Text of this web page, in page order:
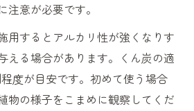
意が必要です。
用するとアルカリ性が強くなりす
える場合があります。くん炭の適
度が目安です。初めて使う場合
物の様子をこまめに観察してくだ